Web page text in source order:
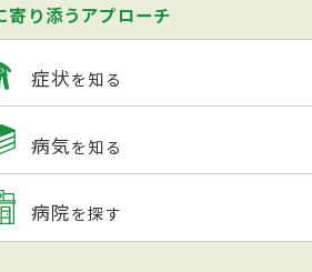
寄り添うアプローチ
症状を知る
病気を知る
病院を探す